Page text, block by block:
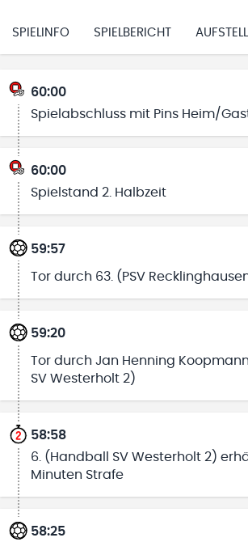
SPIELINFO SPIELBERICHT
60:00
Spielabschluss mit Pins Heim/
60:00
Spielstand 2. Halbzeit
59:57
Tor durch 63. (PSV
59:20
Tor durch Jan Henning Koopmann
SV Westerholt 2)
58:58
6. (Handball SV Westerholt 2)
Minuten Strafe
58:25